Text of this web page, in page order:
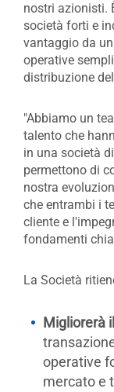
nostri azionisti.
società forti e
vantaggio da
operative
distribuzione
"Abbiamo un
talento che
in una società
permettono di
nostra
che entrambi i
cliente e
fondamenti
La Società
Migliorerà
operative
mercato e